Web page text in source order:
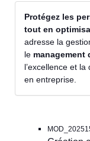
Protégez les
tout en
adresse la
le management
l’excellence et
en entreprise.